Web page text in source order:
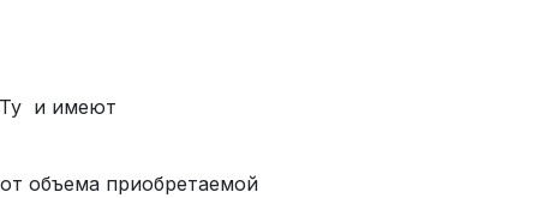
и имеют
объема приобретаемой